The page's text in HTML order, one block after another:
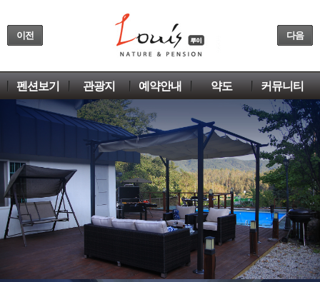
이전 다음
펜션보기 관광지 예약안내 약도 커뮤니티